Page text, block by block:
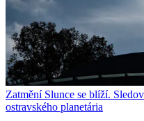
Zatmění Slunce se blíží.
ostravského planetária